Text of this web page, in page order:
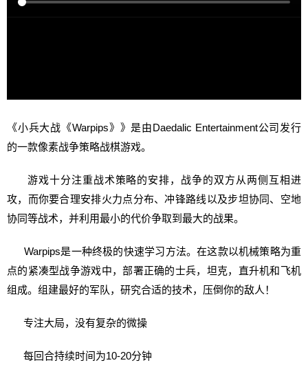
《小兵大战《Warpips》》是由Daedalic Entertainment公司发行
的一款像素战争策略战棋游戏。
游戏十分注重战术策略的安排，战争的双方从两侧互相进
攻，而你要合理安排火力点分布、冲锋路线以及步坦协同、空地
协同等战术，并利用最小的代价争取到最大的战果。
Warpips是一种终极的快速学习方法。在这款以机械策略为重
点的紧凑型战争游戏中，部署正确的士兵，坦克，直升机和飞机
组成。组建最好的军队，研究合适的技术，压倒你的敌人！
专注大局，没有复杂的微操
每回合持续时间为10-20分钟